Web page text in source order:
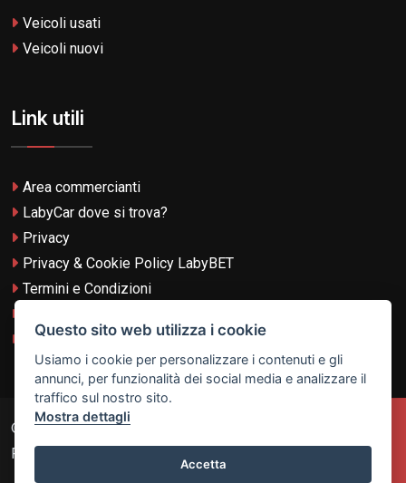
Veicoli usati
Veicoli nuovi
Link utili
Area commercianti
LabyCar dove si trova?
Privacy
Privacy & Cookie Policy LabyBET
Termini e Condizioni
Login con TikTok
© 2026Laby Technologies LTD
Rights Reserved.
Questo sito web utilizza i cookie
Usiamo i cookie per personalizzare i contenuti e gli
annunci, per funzionalità dei social media e analizzare il
traffico sul nostro sito.
Mostra dettagli
Accetta